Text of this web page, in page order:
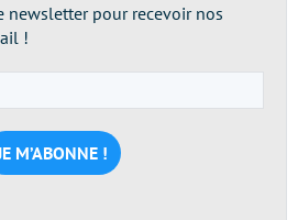
newsletter pour recevoir nos
!
e-
mail
*